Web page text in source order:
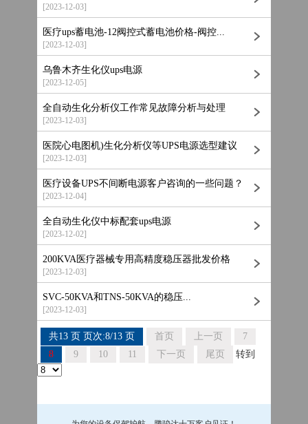
[2023-12-03]
医疗ups蓄电池-12阀控式蓄电池价格-阀控...
[2023-12-03]
乌鲁木齐生化仪ups电源
[2023-12-05]
全自动生化分析仪工作常见故障分析与处理
[2023-12-03]
医院心电图机)生化分析仪等UPS电源选型建议
[2023-12-03]
医疗设备UPS不间断电源客户咨询的一些问题？
[2023-12-04]
全自动生化仪中标配套ups电源
[2023-12-02]
200KVA医疗器械专用高精度稳压器批发价格
[2023-12-03]
SVC-50KVA和TNS-50KVA的稳压...
[2023-12-03]
共13 页 页次:8/13 页 首页 上一页
7
8
9 10 11 下一页 尾页 转到